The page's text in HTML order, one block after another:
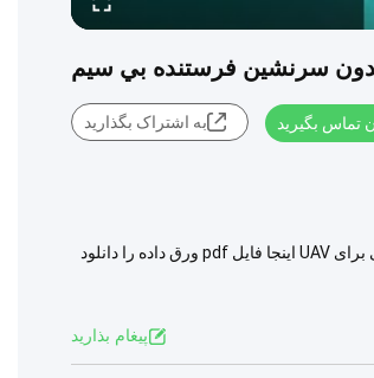
تماس بگیرید به اشتراک بگذارید
UAV ارتباط ویدئویی فرستنده بی سیم 1.4G هواپیماهای بدون سرنشین نیروی دریایی نقشه برداری و بازرسی برای UAV اینجا فایل pdf ورق داده را دانلود
پيغام بذاريد